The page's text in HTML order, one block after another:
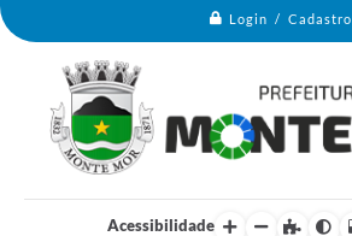
Login / Cadastro
Acessibilidade